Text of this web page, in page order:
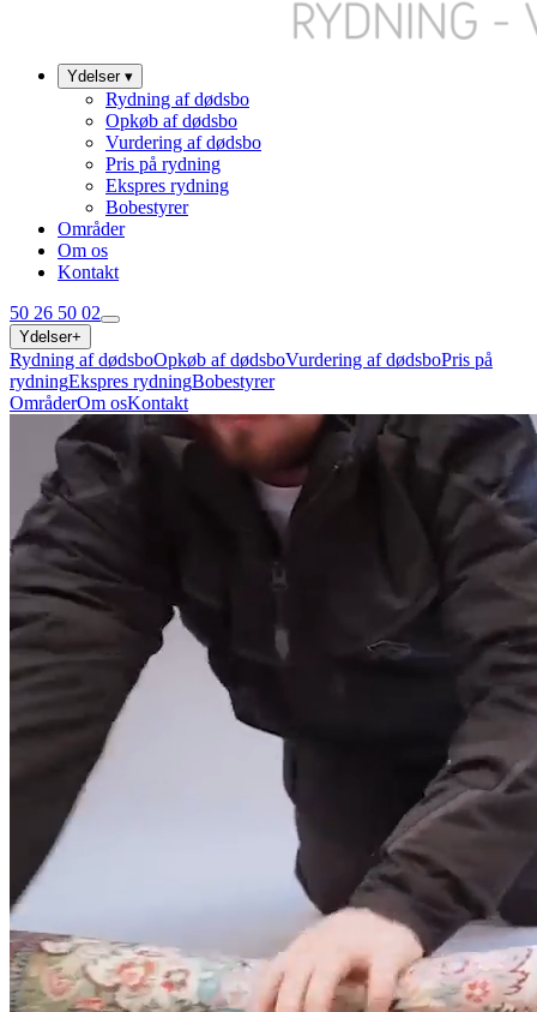
Ydelser ▾
Rydning af dødsbo
Opkøb af dødsbo
Vurdering af dødsbo
Pris på rydning
Ekspres rydning
Bobestyrer
Områder
Om os
Kontakt
50 26 50 02
Ydelser+
Rydning af dødsboOpkøb af dødsboVurdering af dødsboPris på
rydningEkspres rydningBobestyrer
OmråderOm osKontakt